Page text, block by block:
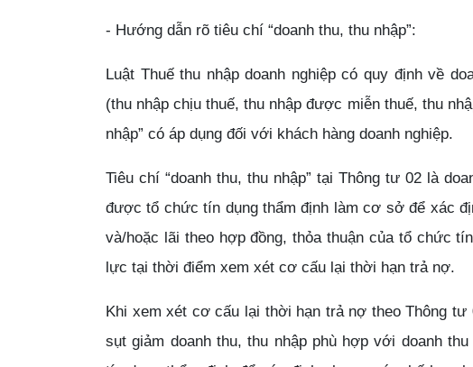
- Hướng dẫn rõ tiêu chí “doanh thu, thu nhập”:
Luật Thuế thu nhập doanh nghiệp có quy định về
(thu nhập chịu thuế, thu nhập được miễn thuế, thu
nhập” có áp dụng đối với khách hàng doanh nghiệp.
Tiêu chí “doanh thu, thu nhập” tại Thông tư 02 là
được tổ chức tín dụng thẩm định làm cơ sở để xác
và/hoặc lãi theo hợp đồng, thỏa thuận của tổ chức
lực tại thời điểm xem xét cơ cấu lại thời hạn trả nợ.
Khi xem xét cơ cấu lại thời hạn trả nợ theo Thông
sụt giảm doanh thu, thu nhập phù hợp với doanh